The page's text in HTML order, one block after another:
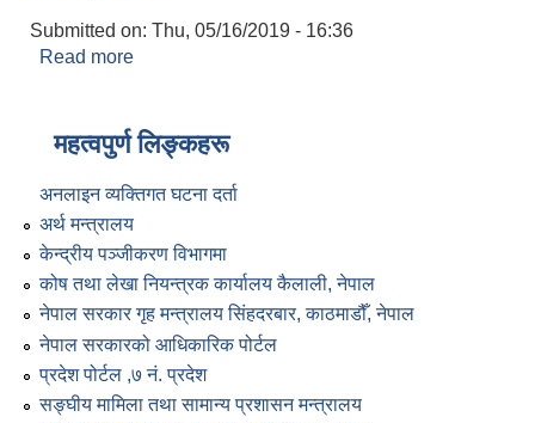
Submitted on: Thu, 05/16/2019 - 16:36
Read more
महत्वपुर्ण लिङ्कहरू
अनलाइन व्यक्तिगत घटना दर्ता
अर्थ मन्त्रालय
केन्द्रीय पञ्जीकरण विभागमा
कोष तथा लेखा नियन्त्रक कार्यालय कैलाली, नेपाल
नेपाल सरकार गृह मन्त्रालय सिंहदरबार, काठमाडौँ, नेपाल
नेपाल सरकारको आधिकारिक पोर्टल
प्रदेश पोर्टल ,७ नं. प्रदेश
सङ्घीय मामिला तथा सामान्य प्रशासन मन्त्रालय